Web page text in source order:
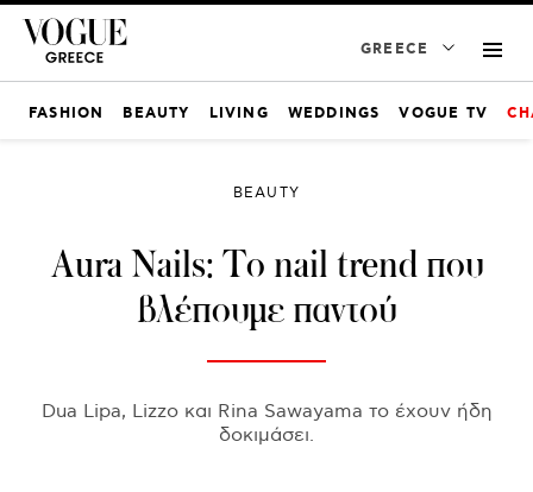
GREECE
FASHION BEAUTY LIVING WEDDINGS VOGUE TV
BEAUTY
Aura Nails: Το nail trend που
βλέπουμε παντού
Dua Lipa, Lizzo και Rina Sawayama το έχουν ήδη
δοκιμάσει.